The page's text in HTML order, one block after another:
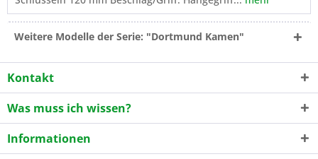
Weitere Modelle der Serie: "Dortmund Kamen"
Kontakt
Was muss ich wissen?
Informationen